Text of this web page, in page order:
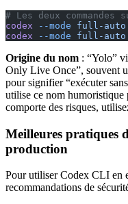
# Les deux
codex --mode full-auto
codex --mode full-auto
Origine du nom : “Yolo”
Only Live Once”, souvent
pour signifier “exécuter
utilise ce nom humoristique
comporte des risques,
Meilleures pratiques
production
Pour utiliser Codex CLI en
recommandations de